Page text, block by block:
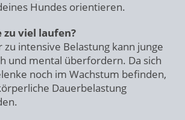
Hundes orientieren.
zu viel laufen?
zu intensive Belastung kann junge
und mental überfordern. Da sich
noch im Wachstum befinden,
Dauerbelastung